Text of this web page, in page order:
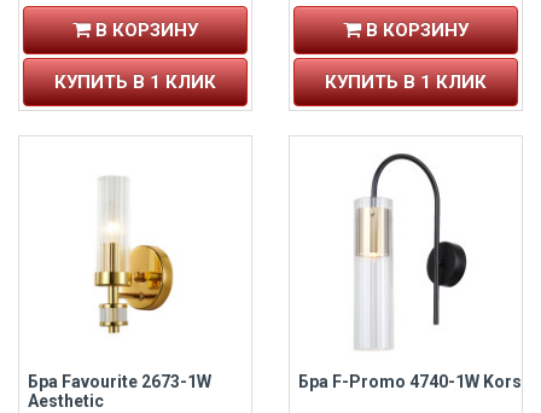
В КОРЗИНУ
КУПИТЬ В 1 КЛИК
В КОРЗИНУ
КУПИТЬ В 1 КЛИК
Бра Favourite 2673-1W
Aesthetic
Бра F-Promo 4740-1W Kors